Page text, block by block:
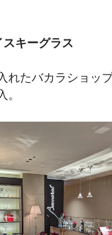
キーグラス
れたバカラショッ